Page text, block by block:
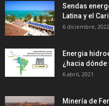
Sendas
Latina y el
6 diciembre, 2022
Energia
¿hacia dónde
6 abril, 2021
Minería de